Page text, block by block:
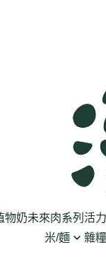
物奶未來肉系列 活
米/麵
雜